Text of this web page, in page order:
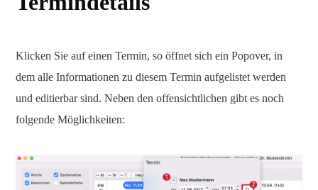
Klicken Sie auf einen Termin, so öffnet sich ein Popover, in
dem alle Informationen zu diesem Termin aufgelistet werden
und editierbar sind. Neben den offensichtlichen gibt es noch
folgende Möglichkeiten: